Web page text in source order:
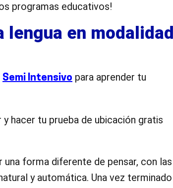
programas educativos!
en modalidad
Semi Intensivo para aprender tu
hacer tu prueba de ubicación gratis
forma diferente de pensar, con las
y automática. Una vez terminado